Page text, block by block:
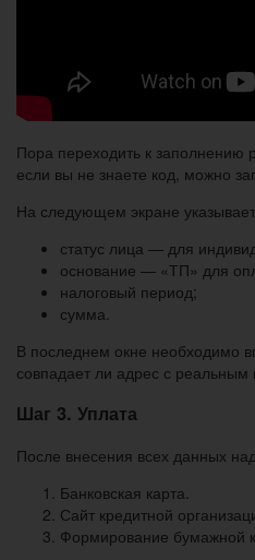
Пора переходить к заполнению
если вы не знаете код, можно
На следующем экране
статус лица — для
основание — «ТП» для
налоговый период;
сумма.
В последнем окне необходимо
совпадает ли адрес с реальным
Шаг 3. Уплата
После внесения всех данных
Банковская карта.
Сайт кредитной
Формирование бумажной